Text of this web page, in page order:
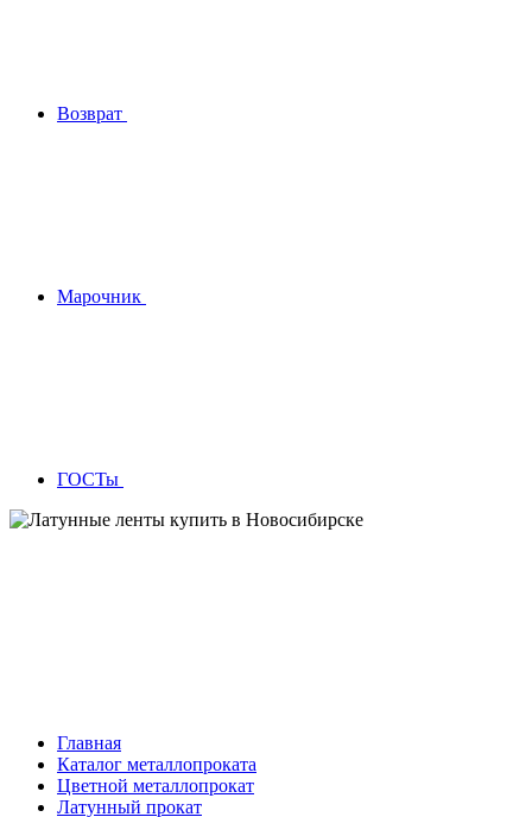
Возврат
Марочник
ГОСТы
Главная
Каталог металлопроката
Цветной металлопрокат
Латунный прокат